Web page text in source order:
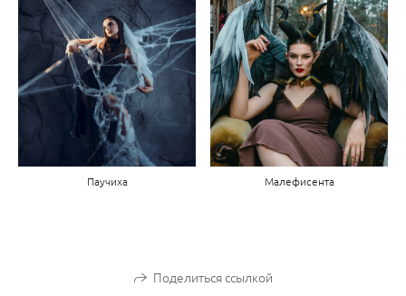
Паучиха Малефисента
Поделиться ссылкой